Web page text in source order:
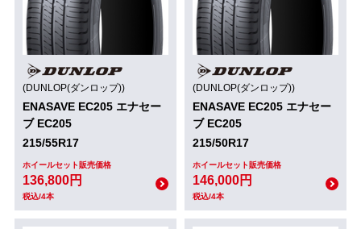
(DUNLOP(ダンロップ))
ENASAVE EC205 エナセー
ブ EC205
215/55R17
ホイールセット販売価格
136,800円
税込/4本
(DUNLOP(ダンロップ))
ENASAVE EC205 エナセー
ブ EC205
215/50R17
ホイールセット販売価格
146,000円
税込/4本